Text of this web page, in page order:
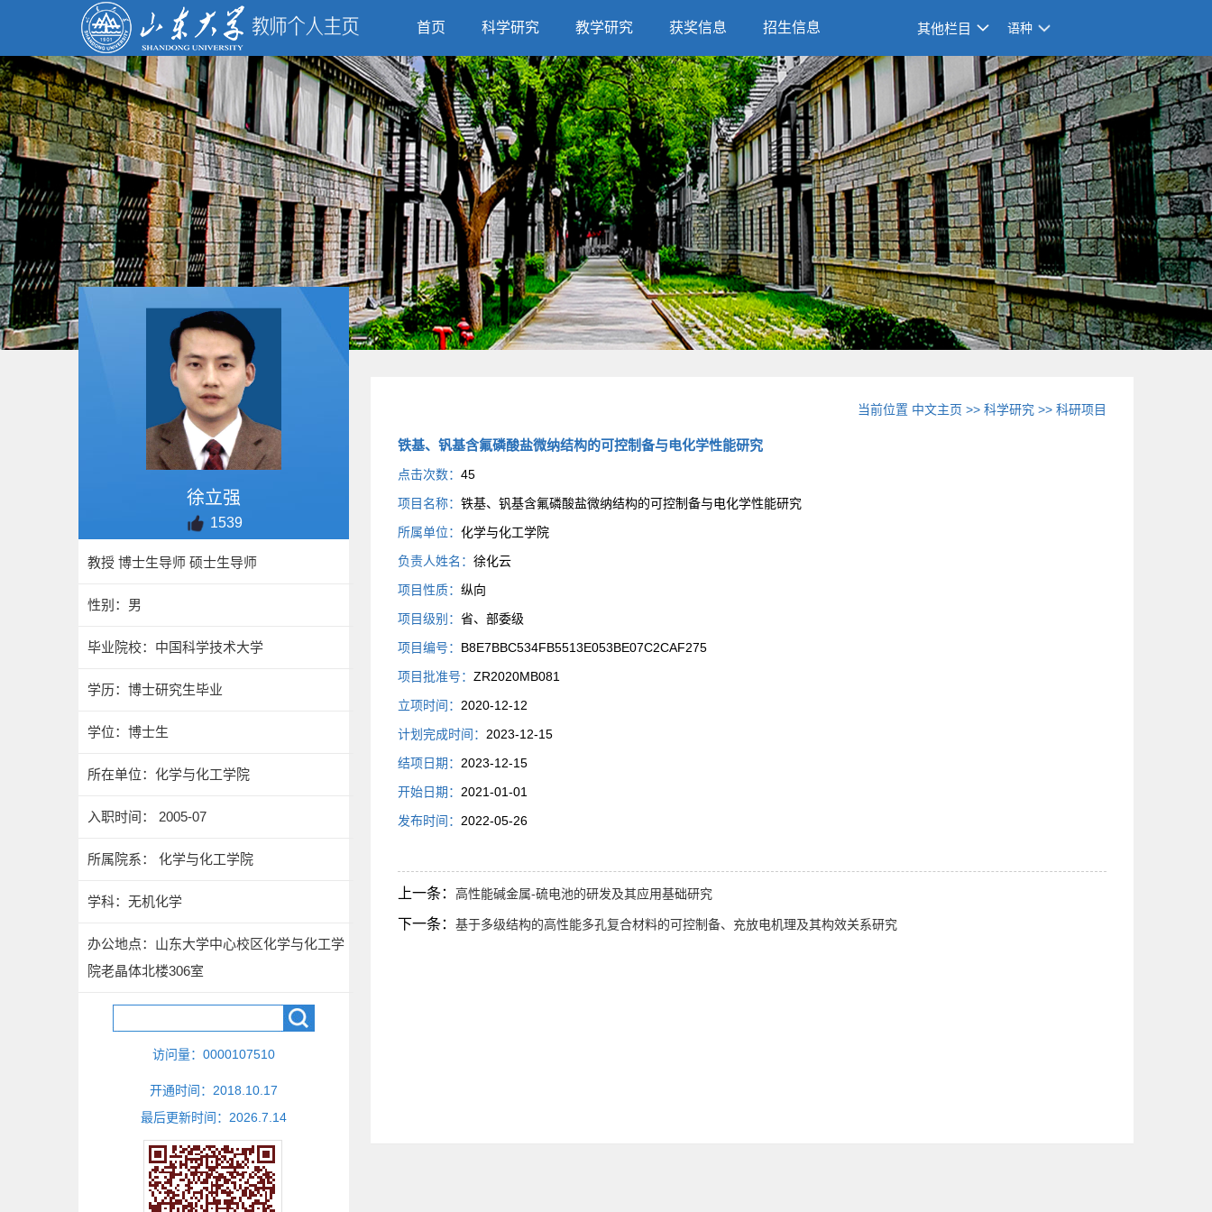
首页 科学研究 教学研究 获奖信息 招生信息 其他栏目 语种
徐立强
1539
教授 博士生导师 硕士生导师
性别：男
毕业院校：中国科学技术大学
学历：博士研究生毕业
学位：博士生
所在单位：化学与化工学院
入职时间： 2005-07
所属院系： 化学与化工学院
学科：无机化学
办公地点：山东大学中心校区化学与化工学
院老晶体北楼306室
访问量： 0000107510
开通时间： 2018 10 17
最后更新时间： 2026 7 14
当前位置 中文主页 >>科学研究 >>科研项目
铁基、钒基含氟磷酸盐微纳结构的可控制备与电化学性能研究
点击次数： 45
项目名称： 铁基、钒基含氟磷酸盐微纳结构的可控制备与电化学性能研究
所属单位： 化学与化工学院
负责人姓名： 徐化云
项目性质： 纵向
项目级别： 省、部委级
项目编号： B8E7BBC534FB5513E053BE07C2CAF275
项目批准号： ZR2020MB081
立项时间： 2020-12-12
计划完成时间： 2023-12-15
结项日期： 2023-12-15
开始日期： 2021-01-01
发布时间： 2022-05-26
上一条： 高性能碱金属-硫电池的研发及其应用基础研究
下一条： 基于多级结构的高性能多孔复合材料的可控制备、充放电机理及其构效关系研究